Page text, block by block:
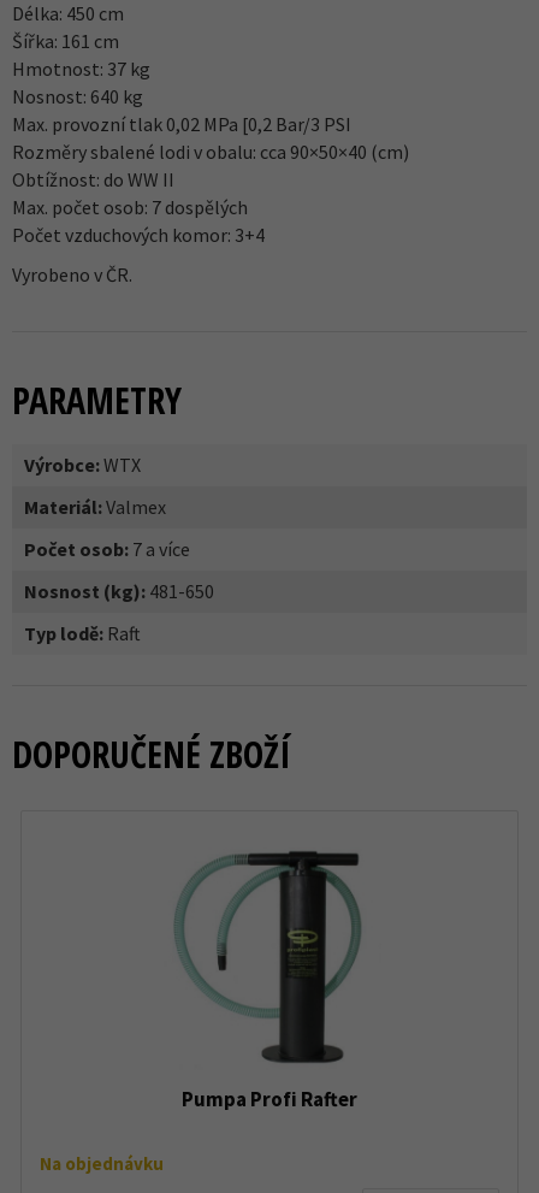
Délka: 450 cm
Šířka: 161 cm
Hmotnost: 37 kg
Nosnost: 640 kg
Max. provozní tlak 0,02 MPa [0,2 Bar/3 PSI
Rozměry sbalené lodi v obalu: cca 90×50×40 (cm)
Obtížnost: do WW II
Max. počet osob: 7 dospělých
Počet vzduchových komor: 3+4
Vyrobeno v ČR.
PARAMETRY
Výrobce:WTX
Materiál:Valmex
Počet osob: 7 a více
Nosnost (kg): 481-650
Typ lodě: Raft
DOPORUČENÉ ZBOŽÍ
Pumpa Profi Rafter
Na objednávku